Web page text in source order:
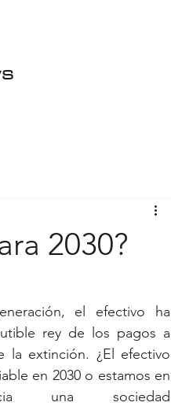
2030?
el efectivo ha
rey de los pagos a
la extinción. ¿El efectivo
en 2030 o estamos en
una sociedad